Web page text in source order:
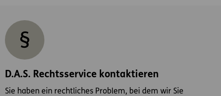
D.A.S. Rechtsservice kontaktieren
Sie haben ein rechtliches Problem, bei dem wir Sie